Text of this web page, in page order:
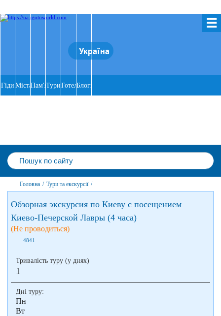
☰
Україна
Гіди МістаПам'ятки
ТуриГотеліБлоги
Головна / Тури та екскурсії /
Обзорная экскурсия по Киеву с посещением
Киево-Печерской Лавры (4 часа)
(Не проводиться)
4841
Тривалість туру (у днях)
1
Дні туру:
Пн
Вт